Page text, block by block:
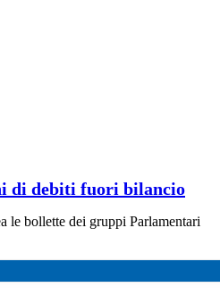
di debiti fuori bilancio
le bollette dei gruppi Parlamentari